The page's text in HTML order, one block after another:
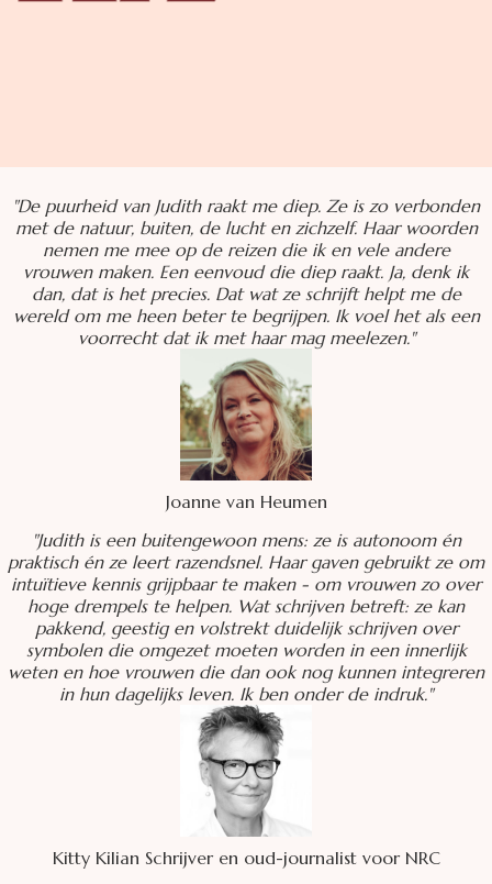
"De puurheid van Judith raakt me diep. Ze is zo verbonden
met de natuur, buiten, de lucht en zichzelf. Haar woorden
nemen me mee op de reizen die ik en vele andere
vrouwen maken. Een eenvoud die diep raakt. Ja, denk ik
dan, dat is het precies. Dat wat ze schrijft helpt me de
wereld om me heen beter te begrijpen. Ik voel het als een
voorrecht dat ik met haar mag meelezen."
Joanne van Heumen
"Judith is een buitengewoon mens: ze is autonoom én
praktisch én ze leert razendsnel. Haar gaven gebruikt ze om
intuïtieve kennis grijpbaar te maken - om vrouwen zo over
hoge drempels te helpen. Wat schrijven betreft: ze kan
pakkend, geestig en volstrekt duidelijk schrijven over
symbolen die omgezet moeten worden in een innerlijk
weten en hoe vrouwen die dan ook nog kunnen integreren
in hun dagelijks leven. Ik ben onder de indruk."
Kitty Kilian Schrijver en oud-journalist voor NRC